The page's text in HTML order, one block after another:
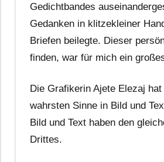
Gedichtbandes
Gedanken in klitzekleiner
Briefen beilegte. Dieser
finden, war für mich ein
Die Grafikerin Ajete Elezaj
wahrsten Sinne in Bild und
Bild und Text haben den
Drittes.